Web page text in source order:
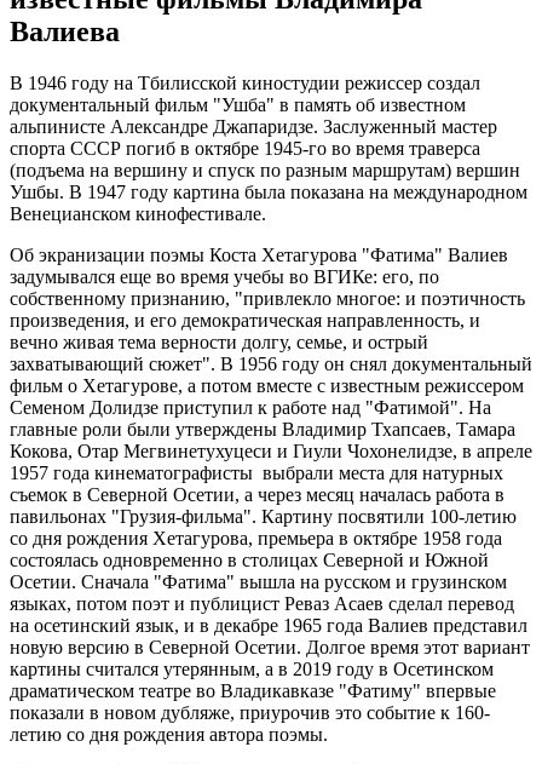
Валиева
В 1946 году на Тбилисской киностудии режиссер создал
документальный фильм "Ушба" в память об известном
альпинисте Александре Джапаридзе. Заслуженный мастер
спорта СССР погиб в октябре 1945-го во время траверса
(подъема на вершину и спуск по разным маршрутам) вершин
Ушбы. В 1947 году картина была показана на международном
Венецианском кинофестивале.
Об экранизации поэмы Коста Хетагурова "Фатима" Валиев
задумывался еще во время учебы во ВГИКе: его, по
собственному признанию, "привлекло многое: и поэтичность
произведения, и его демократическая направленность, и
вечно живая тема верности долгу, семье, и острый
захватывающий сюжет". В 1956 году он снял документальный
фильм о Хетагурове, а потом вместе с известным режиссером
Семеном Долидзе приступил к работе над "Фатимой". На
главные роли были утверждены Владимир Тхапсаев, Тамара
Кокова, Отар Мегвинетухуцеси и Гиули Чохонелидзе, в апреле
1957 года кинематографисты выбрали места для натурных
съемок в Северной Осетии, а через месяц началась работа в
павильонах "Грузия-фильма". Картину посвятили 100-летию
со дня рождения Хетагурова, премьера в октябре 1958 года
состоялась одновременно в столицах Северной и Южной
Осетии. Сначала "Фатима" вышла на русском и грузинском
языках, потом поэт и публицист Реваз Асаев сделал перевод
на осетинский язык, и в декабре 1965 года Валиев представил
новую версию в Северной Осетии. Долгое время этот вариант
картины считался утерянным, а в 2019 году в Осетинском
драматическом театре во Владикавказе "Фатиму" впервые
показали в новом дубляже, приурочив это событие к 160-
летию со дня рождения автора поэмы.